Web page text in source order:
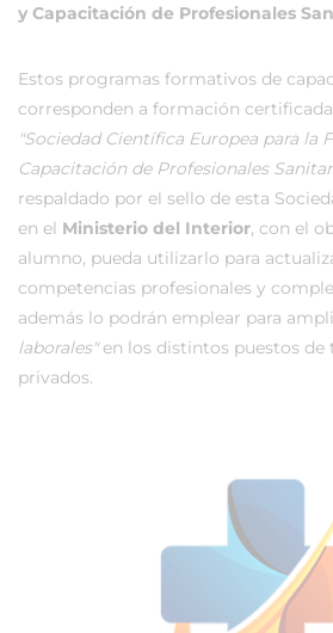
y Capacitación de Profesionales
Estos programas formativos de
corresponden a formación
"Sociedad Científica Europea para la
Capacitación de Profesionales
respaldado por el sello de esta
en el Ministerio del Interior, con el
alumno, pueda utilizarlo para
competencias profesionales y
además lo podrán emplear para
laborales"en los distintos puestos de
privados.